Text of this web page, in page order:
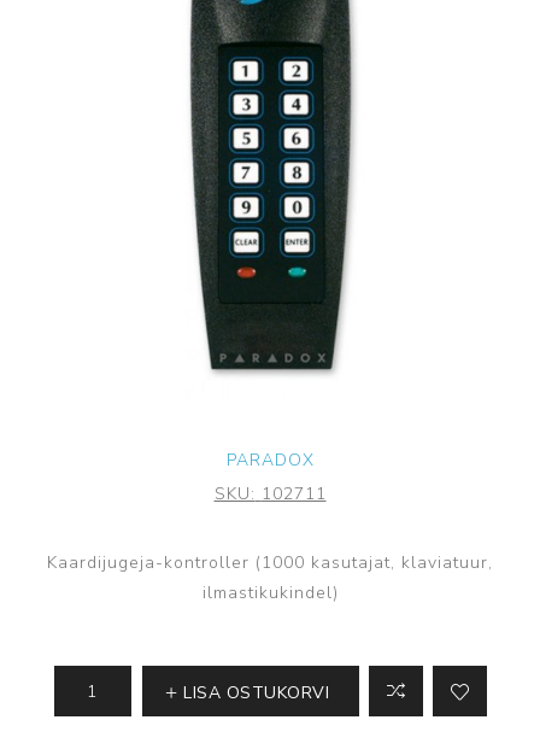
PARADOX
SKU: 102711
Kaardijugeja-kontroller (1000 kasutajat, klaviatuur,
ilmastikukindel)
LISA OSTUKORVI